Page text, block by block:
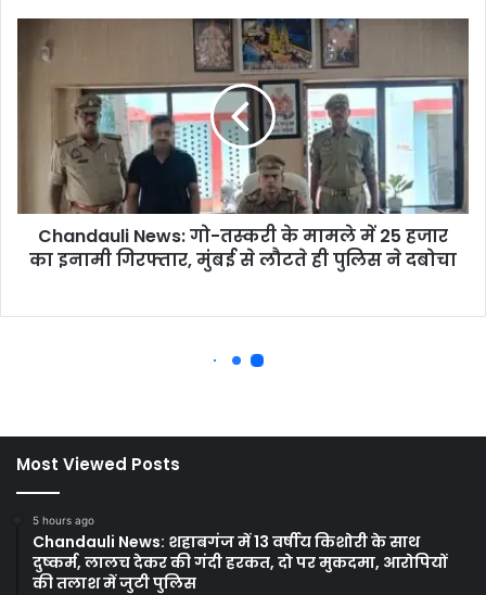
Most Viewed Posts
5 hours ago
Chandauli News: शहाबगंज में 13 वर्षीय किशोरी के साथ
दुष्कर्म, लालच देकर की गंदी हरकत, दो पर मुकदमा, आरोपियों
की तलाश में जुटी पुलिस